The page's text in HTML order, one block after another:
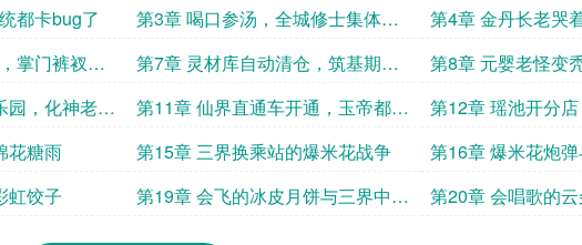
都卡bug了
第3章 喝口参汤，全城修士集体升
了个小级
第4章 金丹长老哭
集体蹦迪
掌门裤衩变
第7章 灵材库自动清仓，筑基期竟
靠跳大神突破
第8章 元婴老怪变
集体反水
园，化神老祖
第11章 仙界直通车开通，玉帝都想
来打卡
第12章 瑶池开分
爆米花机
花糖雨 第15章 三界换乘站的爆米花战争
第16章 爆米花炮
虹饺子
第19章 会飞的冰皮月饼与三界中秋
第20章 会唱歌的